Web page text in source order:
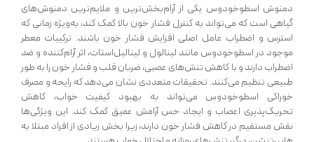
دمنوش اسطوخودوس یکی از آرام‌بخش‌ترین و ملایم‌ترین دمنوش‌های
گیاهی است که می‌تواند به کنترل فشار خون بالا کمک کند، به‌ویژه زمانی که
استرس و اضطراب عامل اصلی افزایش فشار خون باشند. ترکیبات معطر
موجود در اسطوخودوس مانند لینالول و لینالیل‌استات، اثر آرام‌کننده و ضد
اضطراب دارند و با کاهش تنش‌های عصبی، ضربان قلب و فشار خون را به طور
طبیعی تنظیم می‌کنند. تحقیقات متعددی نشان می‌دهد که رایحه و مصرف
خوراکی اسطوخودوس می‌تواند به بهبود کیفیت خواب، کاهش
تحریک‌پذیری اعصاب و ایجاد حس آرامش عمیق کمک کند. این ویژگی‌ها
نقش مستقیم در کاهش فشار خون دارند، زیرا بخش زیادی از افراد مبتلا به